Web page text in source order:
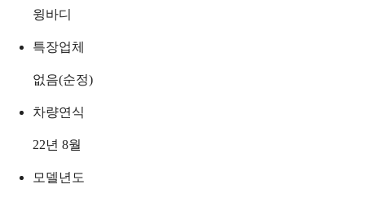
윙바디
특장업체
없음(순정)
차량연식
22년 8월
모델년도